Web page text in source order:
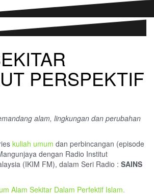
PERSPEKTIF
alam, lingkungan dan perubahan
kuliah umum dan perbincangan (episode
dengan Radio Institut
(IKIM FM), dalam Seri Radio : SAINS
Alam Sekitar Dalam Perfektif Islam.